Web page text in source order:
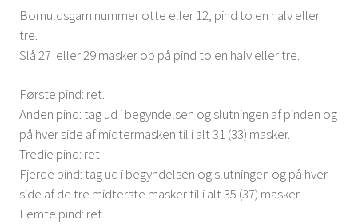
Bomuldsgarn nummer otte eller 12, pind to en halv eller
tre.
Slå 27 eller 29 masker op på pind to en halv eller tre.
Første pind: ret.
Anden pind: tag ud i begyndelsen og slutningen af pinden og
på hver side af midtermasken til i alt 31 (33) masker.
Tredie pind: ret.
Fjerde pind: tag ud i begyndelsen og slutningen og på hver
side af de tre midterste masker til i alt 35 (37) masker.
Femte pind: ret.